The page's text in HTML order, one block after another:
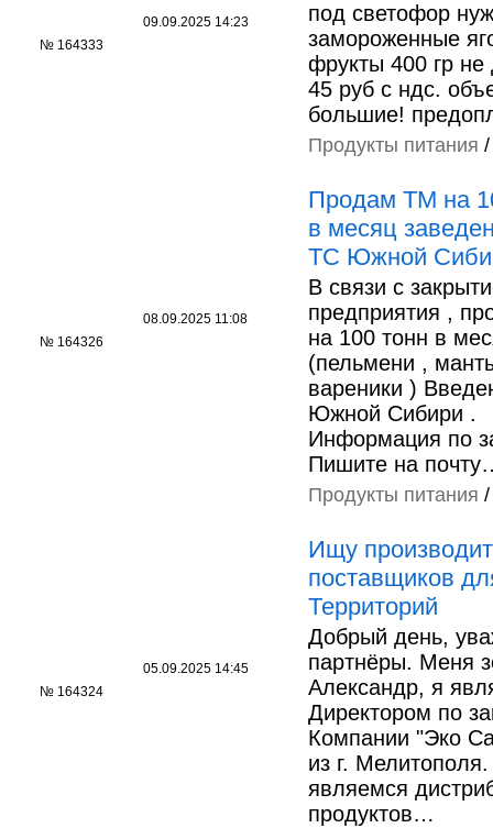
№ 164333
09.09.2025 14:23
под светофор
замороженные
фрукты 400 гр не
45 руб с ндс.
большие!
Продукты питания
№ 164326
08.09.2025 11:08
Продам ТМ на
в месяц
ТС Южной
В связи с
предприятия ,
на 100 тонн в
(пельмени ,
вареники )
Южной Сибири .
Информация по
Пишите на
Продукты питания
№ 164324
05.09.2025 14:45
Ищу
поставщиков
Территорий
Добрый день,
партнёры. Меня
Александр, я
Директором по
Компании "Эко
из г.
являемся
продуктов…